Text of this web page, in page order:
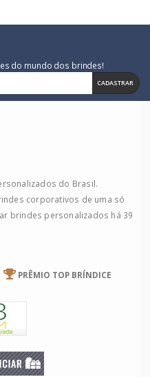
do mundo dos brindes!
CADASTRAR
do Brasil.
corporativos de uma só
brindes personalizados há 39
PRÊMIO TOP BRÍNDICE